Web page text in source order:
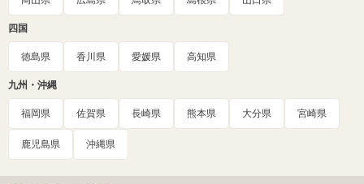
四国
徳島県 香川県 愛媛県 高知県
九州・沖縄
福岡県 佐賀県 長崎県 熊本県 大分県 宮崎県
鹿児島県 沖縄県